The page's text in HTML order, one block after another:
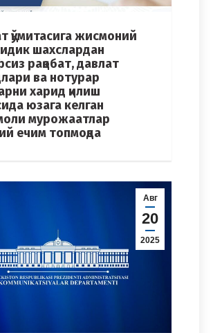
қўмитасига жисмоний
шахслардан
рақобат, давлат
ва нотурар
харид қилиш
юзага келган
мурожаатлар
ечим топмоқда
Авг
20
2025